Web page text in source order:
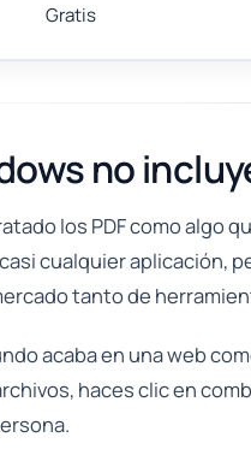
Gratis
no
los PDF como algo
casi cualquier aplicación,
tanto de
acaba en una web
haces clic en